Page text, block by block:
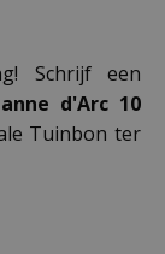
Schrijf een
d'Arc 10
Tuinbon ter